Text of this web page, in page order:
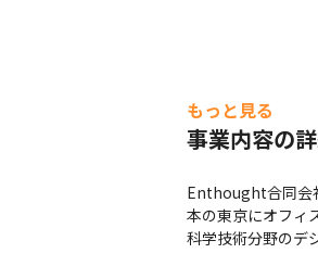
もっと見る
事業内容の
Enthought合同会
本の東京にオフィ
科学技術分野のデ